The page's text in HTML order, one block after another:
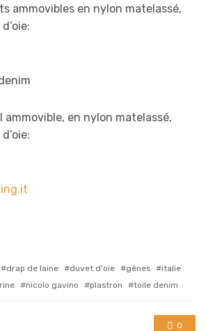
ammovibles en nylon matelassé,
ammovible, en nylon matelassé,
drap de laine duvet d'oie gênes
italie
nicolo gavino plastron toile denim
0